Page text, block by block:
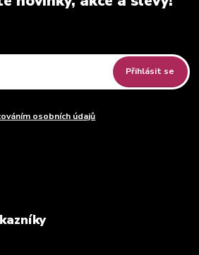
Přihlásit se
osobních údajů